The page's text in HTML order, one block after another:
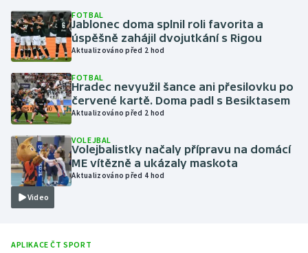
Jezdectví
Judo
Krasobruslení
Lezení
Lyže a snowboard
Moderní pětiboj
FOTBAL
Jablonec doma splnil roli favorita a
úspěšně zahájil dvojutkání s Rigou
Aktualizováno před 2 hod
FOTBAL
Hradec nevyužil šance ani přesilovku po
červené kartě. Doma padl s Besiktasem
Aktualizováno před 2 hod
Video
VOLEJBAL
Volejbalistky načaly přípravu na domácí
ME vítězně a ukázaly maskota
Aktualizováno před 4 hod
APLIKACE ČT SPORT